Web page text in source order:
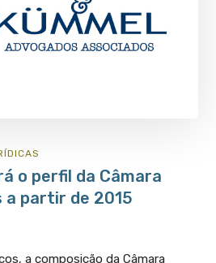
o perfil da Câmara
a partir de 2015
a composição da Câmara